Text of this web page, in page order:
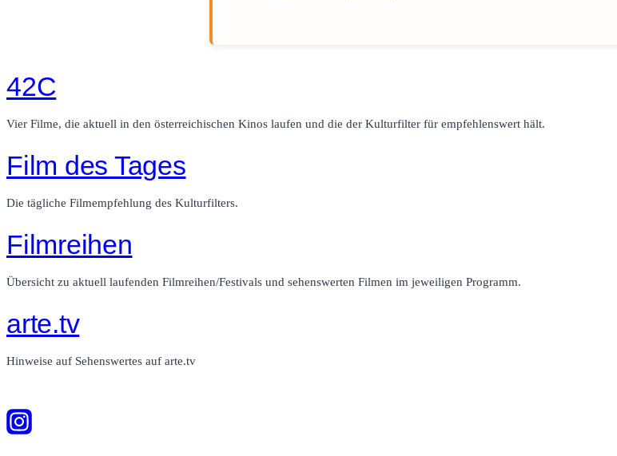
42C
Vier Filme, die aktuell in den österreichischen Kinos laufen und die der Kulturfilter für empfehlenswert hält.
Film des Tages
Die tägliche Filmempfehlung des Kulturfilters.
Filmreihen
Übersicht zu aktuell laufenden Filmreihen/Festivals und sehenswerten Filmen im jeweiligen Programm.
arte.tv
Hinweise auf Sehenswertes auf arte.tv